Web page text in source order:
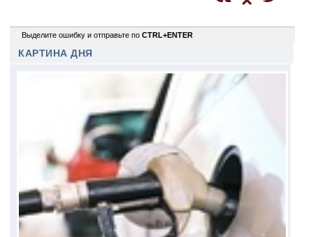
Выделите ошибку и отправьте по CTRL+ENTER
КАРТИНА ДНЯ